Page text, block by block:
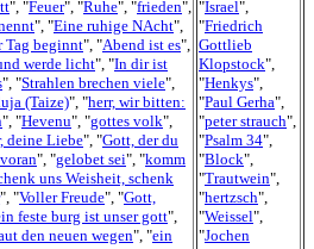
", "Feuer", "Ruhe", "frieden",
", "Eine ruhige NAcht",
Tag beginnt", "Abend ist es",
werde licht", "In dir ist
", "Strahlen brechen viele",
(Taize)", "herr, wir bitten:
", "Hevenu", "gottes volk",
deine Liebe", "Gott, der du
", "gelobet sei", "komm
uns Weisheit, schenk
", "Voller Freude", "Gott,
feste burg ist unser gott",
den neuen wegen", "ein
"Israel",
"Friedrich
Gottlieb
Klopstock",
"Henkys",
"Paul Gerha",
"peter strauch",
"Psalm 34",
"Block",
"Trautwein",
"hertzsch",
"Weissel",
"Jochen